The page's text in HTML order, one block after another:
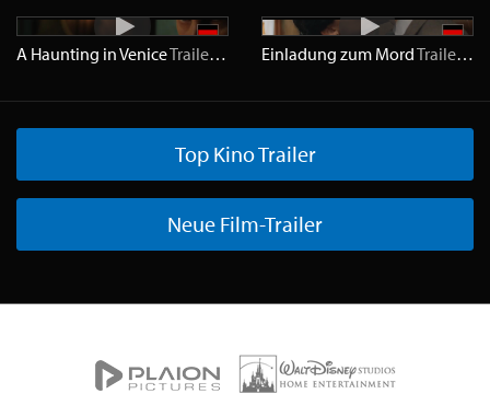
A Haunting in VeniceTrailer HD Einladung zum MordTrailer HD
Top Kino Trailer
Neue Film-Trailer